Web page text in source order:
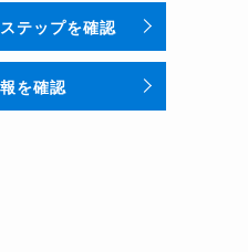
テップを確認
を確認